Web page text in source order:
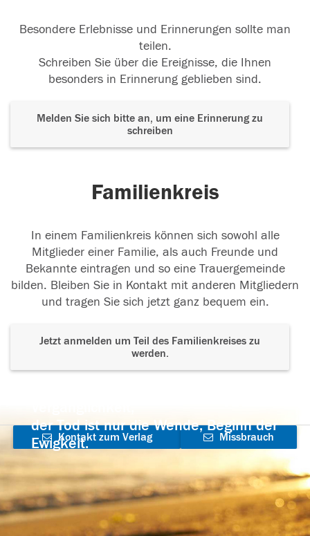
Besondere Erlebnisse und Erinnerungen sollte man
teilen.
Schreiben Sie über die Ereignisse, die Ihnen
besonders in Erinnerung geblieben sind.
Melden Sie sich bitte an, um eine Erinnerung zu
schreiben
Familienkreis
In einem Familienkreis können sich sowohl alle
Mitglieder einer Familie, als auch Freunde und
Bekannte eintragen und so eine Trauergemeinde
bilden. Bleiben Sie in Kontakt mit anderen Mitgliedern
und tragen Sie sich jetzt ganz bequem ein.
Jetzt anmelden um Teil des Familienkreises zu
werden.
der Tod ist nur die Wende, Beginn der
Ewigkeit.
Kontakt zum Verlag
aufnehmen
Missbrauch